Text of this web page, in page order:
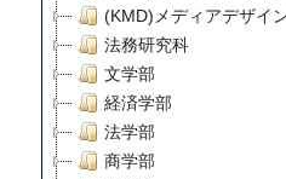
(KMD)メディアデザイ
法務研究科
文学部
経済学部
法学部
商学部